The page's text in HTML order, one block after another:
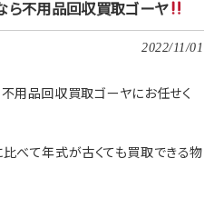
ら不用品回収買取ゴーヤ
2022/11/01
用品回収買取ゴーヤにお任せく
べて年式が古くても買取できる物